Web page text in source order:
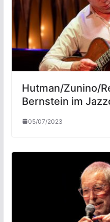
Hutman/Zunino/
Bernstein im
05/07/2023